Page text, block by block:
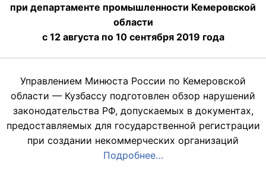
при департаменте промышленности Кемеровской
области
с 12 августа по 10 сентября 2019 года
Управлением Минюста России по Кемеровской
области — Кузбассу подготовлен обзор нарушений
законодательства РФ, допускаемых в документах,
предоставляемых для государственной регистрации
при создании некоммерческих организаций
Подробнее…